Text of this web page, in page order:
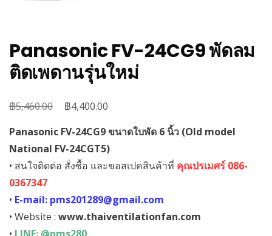
Panasonic FV-24CG9 พัดลม
ติดเพดานรุ่นใหม่
฿5,460.00
Original
was:
฿5,460.00.
฿4,400.00
is:
฿4,400.00.
Panasonic FV-24CG9 ขนาดใบพัด 6 นิ้ว (Old model
National FV-24CGT5)
• สนใจติดต่อ สั่งซื้อ และขอสเปคสินค้าที่ คุณปรเมศร์ 086-
0367347
• E-mail: pms201289@gmail.com
• Website : www.thaiventilationfan.com